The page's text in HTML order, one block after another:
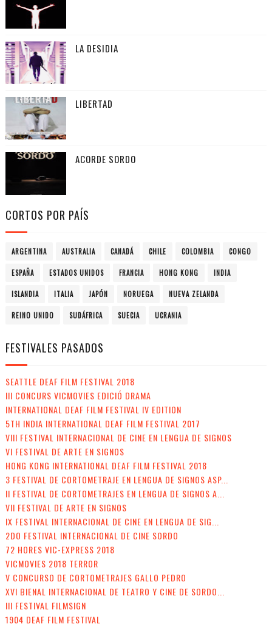
LA DESIDIA
LIBERTAD
ACORDE SORDO
CORTOS POR PAÍS
ARGENTINA AUSTRALIA CANADÁ CHILE COLOMBIA CONGO
ESPAÑA ESTADOS UNIDOS FRANCIA HONG KONG INDIA
ISLANDIA ITALIA JAPÓN NORUEGA NUEVA ZELANDA
REINO UNIDO SUDÁFRICA SUECIA UCRANIA
FESTIVALES PASADOS
SEATTLE DEAF FILM FESTIVAL 2018
III CONCURS VICMOVIES EDICIÓ DRAMA
INTERNATIONAL DEAF FILM FESTIVAL IV EDITION
5TH INDIA INTERNATIONAL DEAF FILM FESTIVAL 2017
VIII FESTIVAL INTERNACIONAL DE CINE EN LENGUA DE SIGNOS
VI FESTIVAL DE ARTE EN SIGNOS
HONG KONG INTERNATIONAL DEAF FILM FESTIVAL 2018
3 FESTIVAL DE CORTOMETRAJE EN LENGUA DE SIGNOS ASP...
II FESTIVAL DE CORTOMETRAJES EN LENGUA DE SIGNOS A...
VII FESTIVAL DE ARTE EN SIGNOS
IX FESTIVAL INTERNACIONAL DE CINE EN LENGUA DE SIG...
2DO FESTIVAL INTERNACIONAL DE CINE SORDO
72 HORES VIC-EXPRESS 2018
VICMOVIES 2018 TERROR
V CONCURSO DE CORTOMETRAJES GALLO PEDRO
XVI BIENAL INTERNACIONAL DE TEATRO Y CINE DE SORDO...
III FESTIVAL FILMSIGN
1904 DEAF FILM FESTIVAL